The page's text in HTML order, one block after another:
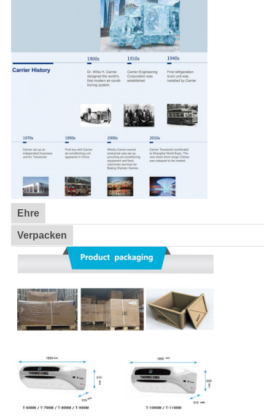
Ehre
Verpacken